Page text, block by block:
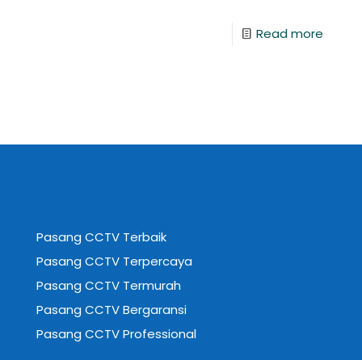
Read more
Pasang CCTV Terbaik
Pasang CCTV Terpercaya
Pasang CCTV Termurah
Pasang CCTV Bergaransi
Pasang CCTV Professional